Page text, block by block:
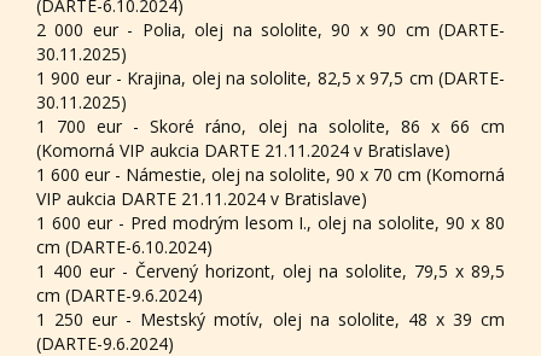
(DARTE-6.10.2024)
2 000 eur - Polia, olej na sololite, 90 x 90 cm (DARTE-
30.11.2025)
1 900 eur - Krajina, olej na sololite, 82,5 x 97,5 cm (DARTE-
30.11.2025)
1 700 eur - Skoré ráno, olej na sololite, 86 x 66 cm
(Komorná VIP aukcia DARTE 21.11.2024 v Bratislave)
1 600 eur - Námestie, olej na sololite, 90 x 70 cm (Komorná
VIP aukcia DARTE 21.11.2024 v Bratislave)
1 600 eur - Pred modrým lesom I., olej na sololite, 90 x 80
cm (DARTE-6.10.2024)
1 400 eur - Červený horizont, olej na sololite, 79,5 x 89,5
cm (DARTE-9.6.2024)
1 250 eur - Mestský motív, olej na sololite, 48 x 39 cm
(DARTE-9.6.2024)